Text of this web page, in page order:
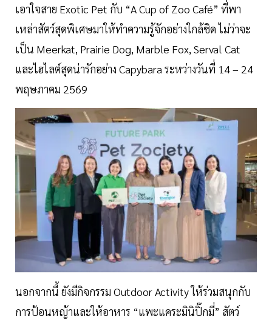
เอาใจสาย Exotic Pet กับ “A Cup of Zoo Café” ที่พา
เหล่าสัตว์สุดพิเศษมาให้ทำความรู้จักอย่างใกล้ชิด ไม่ว่าจะ
เป็น Meerkat, Prairie Dog, Marble Fox, Serval Cat
และไฮไลต์สุดน่ารักอย่าง Capybara ระหว่างวันที่ 14 – 24
พฤษภาคม 2569
นอกจากนี้ ยังมีกิจกรรม Outdoor Activity ให้ร่วมสนุกกับ
การป้อนหญ้าและให้อาหาร “แพะแคระมินิปิ๊กมี่” สัตว์